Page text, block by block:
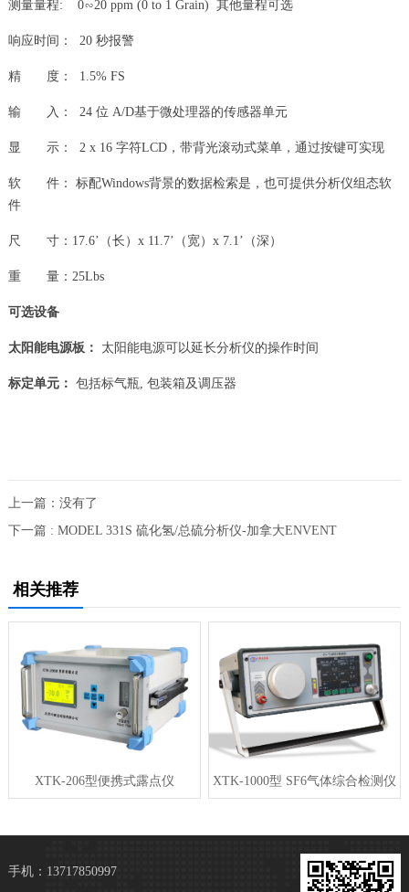
测量量程: 0∽20 ppm (0 to 1 Grain) 其他量程可选
响应时间： 20 秒报警
精 度： 1.5% FS
输 入： 24 位 A/D基于微处理器的传感器单元
显 示： 2 x 16 字符LCD，带背光滚动式菜单，通过按键可实现
软 件： 标配Windows背景的数据检索是，也可提供分析仪组态软
件
尺 寸：17.6’（长）x 11.7’（宽）x 7.1’（深）
重 量：25Lbs
可选设备
太阳能电源板： 太阳能电源可以延长分析仪的操作时间
标定单元： 包括标气瓶, 包装箱及调压器
上一篇：没有了
下一篇 : MODEL 331S 硫化氢/总硫分析仪-加拿大ENVENT
相关推荐
XTK-206型便携式露点仪 XTK-1000型 SF6气体综合检测仪
手机：13717850997